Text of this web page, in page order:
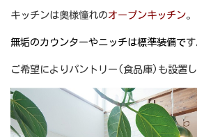
キッチンは奥様憧れのオープンキッチン。
無垢のカウンターやニッチは標準装備です
ご希望によりパントリー(食品庫)も設置